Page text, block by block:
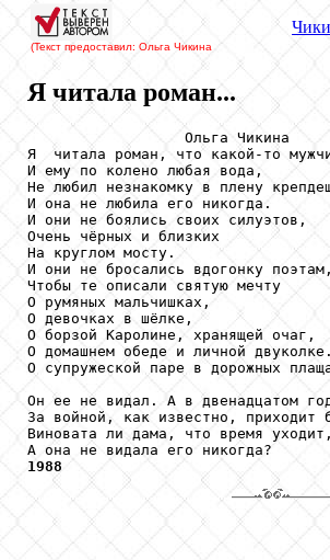
(Текст предоставил: Ольга Чикина
Я читала роман...
                  Ольга Чикина
Я  читала роман, что какой-то
И ему по колено любая вода,
Не любил незнакомку в плену
И она не любила его никогда.
И они не боялись своих силуэтов,
Очень чёрных и близких
На круглом мосту.
И они не бросались вдогонку поэтам,
Чтобы те описали святую мечту
О румяных мальчишках,
О девочках в шёлке,
О борзой Каролине, хранящей очаг,
О домашнем обеде и личной двуколке.
О супружеской паре в дорожных
Он ее не видал. А в двенадцатом
За войной, как известно, приходит
Виновата ли дама, что время уходит,
1988